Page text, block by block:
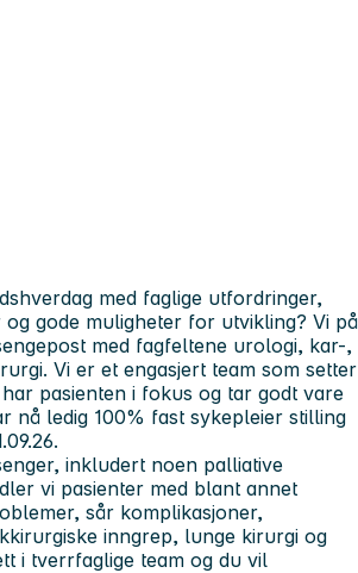
med faglige utfordringer,
gode muligheter for utvikling? Vi på
med fagfeltene urologi, kar-,
Vi er et engasjert team som setter
pasienten i fokus og tar godt vare
nå ledig 100% fast sykepleier stilling
inkludert noen palliative
vi pasienter med blant annet
sår komplikasjoner,
inngrep, lunge kirurgi og
i tverrfaglige team og du vil